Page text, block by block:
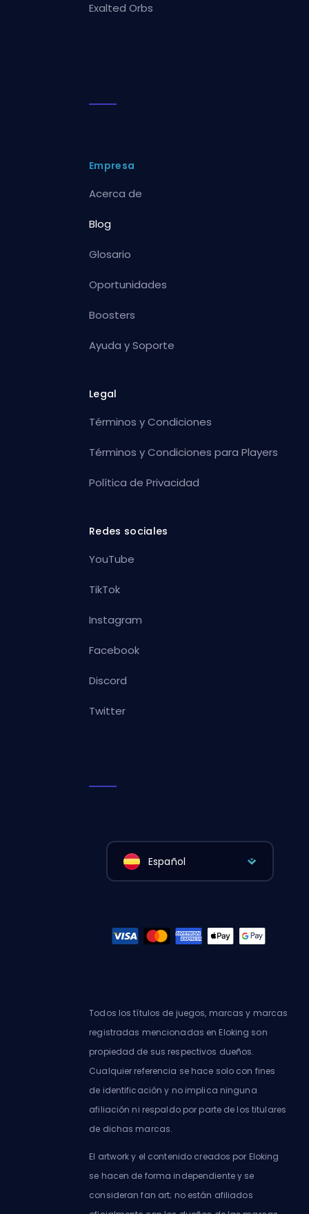
Exalted Orbs
Empresa
Acerca de
Blog
Glosario
Oportunidades
Boosters
Ayuda y Soporte
Legal
Términos y Condiciones
Términos y Condiciones para Players
Política de Privacidad
Redes sociales
YouTube
TikTok
Instagram
Facebook
Discord
Twitter
Español
Todos los títulos de juegos, marcas y marcas
registradas mencionadas en Eloking son
propiedad de sus respectivos dueños.
Cualquier referencia se hace solo con fines
de identificación y no implica ninguna
afiliación ni respaldo por parte de los titulares
de dichas marcas.
El artwork y el contenido creados por Eloking
se hacen de forma independiente y se
consideran fan art; no están afiliados